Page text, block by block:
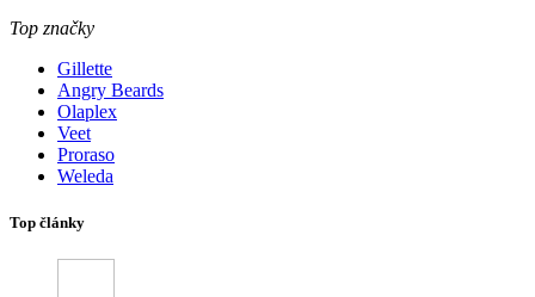
Top značky
Gillette
Angry Beards
Olaplex
Veet
Proraso
Weleda
Top články